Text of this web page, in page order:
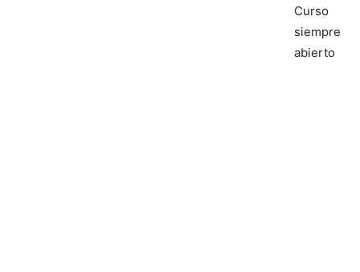
Curso
siempre
abierto